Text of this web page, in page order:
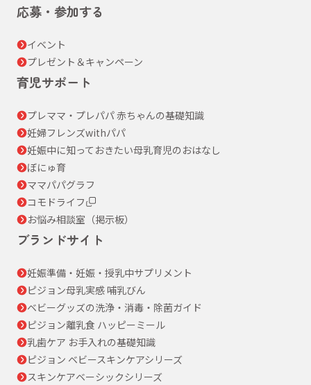
応募・参加する
イベント
プレゼント＆キャンペーン
育児サポート
プレママ・プレパパ 赤ちゃんの基礎知識
妊婦フレンズwithパパ
妊娠中に知っておきたい母乳育児のおはなし
ぼにゅ育
ママパパグラフ
コモドライフ
お悩み相談室（掲示板）
ブランドサイト
妊娠準備・妊娠・授乳中サプリメント
ピジョン母乳実感 哺乳びん
ベビーグッズの洗浄・消毒・除菌ガイド
ピジョン離乳食 ハッピーミール
乳歯ケア お手入れの基礎知識
ピジョン ベビースキンケアシリーズ
スキンケアベーシックシリーズ